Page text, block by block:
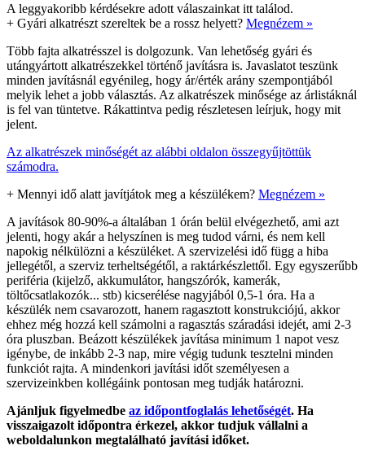
A leggyakoribb kérdésekre adott válaszainkat itt találod.
+ Gyári alkatrészt szereltek be a rossz helyett? Megnézem »
Több fajta alkatrésszel is dolgozunk. Van lehetőség gyári és
utángyártott alkatrészekkel történő javításra is. Javaslatot teszünk
minden javításnál egyénileg, hogy ár/érték arány szempontjából
melyik lehet a jobb választás. Az alkatrészek minősége az árlistáknál
is fel van tüntetve. Rákattintva pedig részletesen leírjuk, hogy mit
jelent.
Az alkatrészek minőségét az alábbi oldalon összegyűjtöttük
számodra.
+ Mennyi idő alatt javítjátok meg a készülékem? Megnézem »
A javítások 80-90%-a általában 1 órán belül elvégezhető, ami azt
jelenti, hogy akár a helyszínen is meg tudod várni, és nem kell
napokig nélkülözni a készüléket. A szervizelési idő függ a hiba
jellegétől, a szerviz terheltségétől, a raktárkészlettől. Egy egyszerűbb
periféria (kijelző, akkumulátor, hangszórók, kamerák,
töltőcsatlakozók... stb) kicserélése nagyjából 0,5-1 óra. Ha a
készülék nem csavarozott, hanem ragasztott konstrukciójú, akkor
ehhez még hozzá kell számolni a ragasztás száradási idejét, ami 2-3
óra pluszban. Beázott készülékek javítása minimum 1 napot vesz
igénybe, de inkább 2-3 nap, mire végig tudunk tesztelni minden
funkciót rajta. A mindenkori javítási időt személyesen a
szervizeinkben kollégáink pontosan meg tudják határozni.
Ajánljuk figyelmedbe az időpontfoglalás lehetőségét. Ha
visszaigazolt időpontra érkezel, akkor tudjuk vállalni a
weboldalunkon megtalálható javítási időket.